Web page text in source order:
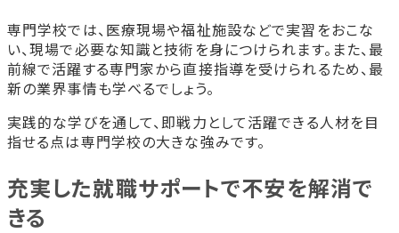
専門学校では、医療現場や福祉施設などで実習をおこな
い、現場で必要な知識と技術を身につけられます。また、最
前線で活躍する専門家から直接指導を受けられるため、最
新の業界事情も学べるでしょう。
実践的な学びを通して、即戦力として活躍できる人材を目
指せる点は専門学校の大きな強みです。
充実した就職サポートで不安を解消で
きる